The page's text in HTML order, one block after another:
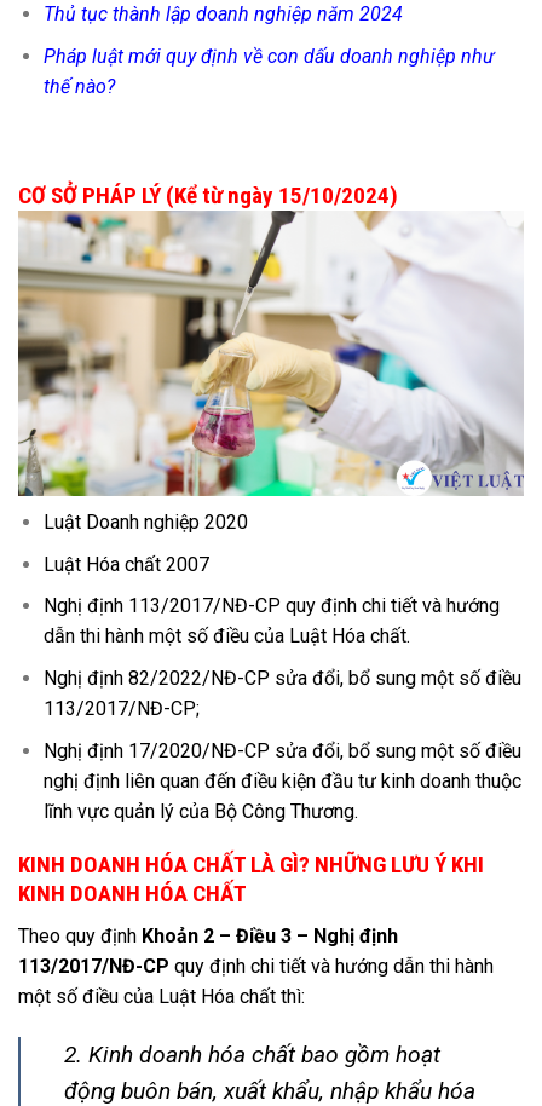
Thủ tục thành lập doanh nghiệp năm 2024
Pháp luật mới quy định về con dấu doanh nghiệp như
thế nào?
CƠ SỞ PHÁP LÝ (Kể từ ngày 15/10/2024)
Luật Doanh nghiệp 2020
Luật Hóa chất 2007
Nghị định 113/2017/NĐ-CP quy định chi tiết và hướng
dẫn thi hành một số điều của Luật Hóa chất.
Nghị định 82/2022/NĐ-CP sửa đổi, bổ sung một số điều
113/2017/NĐ-CP;
Nghị định 17/2020/NĐ-CP sửa đổi, bổ sung một số điều
nghị định liên quan đến điều kiện đầu tư kinh doanh thuộc
lĩnh vực quản lý của Bộ Công Thương.
KINH DOANH HÓA CHẤT LÀ GÌ? NHỮNG LƯU Ý KHI
KINH DOANH HÓA CHẤT
Theo quy định Khoản 2 – Điều 3 – Nghị định
113/2017/NĐ-CP quy định chi tiết và hướng dẫn thi hành
một số điều của Luật Hóa chất thì:
2. Kinh doanh hóa chất bao gồm hoạt
động buôn bán, xuất khẩu, nhập khẩu hóa